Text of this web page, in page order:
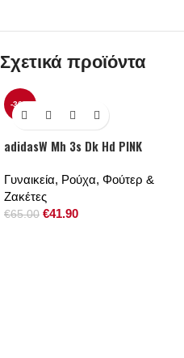
Σχετικά προϊόντα
-36%
adidasW Mh 3s Dk Hd PINK
Γυναικεία, Ρούχα, Φούτερ &
Ζακέτες
€65.00 €41.90